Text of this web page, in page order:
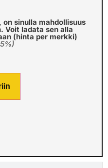
sinulla mahdollisuus
Voit ladata sen alla
(hinta per merkki)